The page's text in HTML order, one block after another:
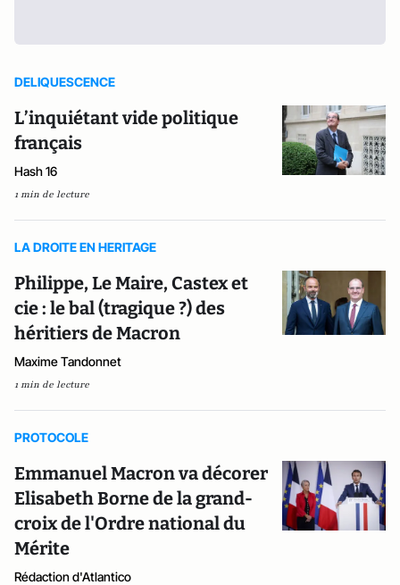
DELIQUESCENCE
L’inquiétant vide politique
français
Hash 16
1 min de lecture
LA DROITE EN HERITAGE
Philippe, Le Maire, Castex et
cie : le bal (tragique ?) des
héritiers de Macron
Maxime Tandonnet
1 min de lecture
PROTOCOLE
Emmanuel Macron va décorer
Elisabeth Borne de la grand-
croix de l'Ordre national du
Mérite
Rédaction d'Atlantico